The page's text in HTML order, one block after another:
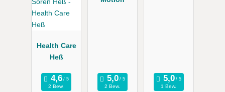
Health Care
Heß
2 Bew. 2 Bew. 1 Bew.